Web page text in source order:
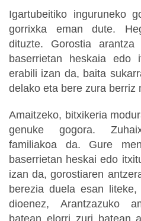
Igartubeitiko inguruneko
gorrixka eman dute.
dituzte. Gorostia
baserrietan heskaia edo
erabili izan da, baita
delako eta bere zura berriz
Amaitzeko, bitxikeria
genuke gogora.
familiakoa da. Gure
baserrietan heskai edo
izan da, gorostiaren
berezia duela esan
dioenez, Arantzazuko